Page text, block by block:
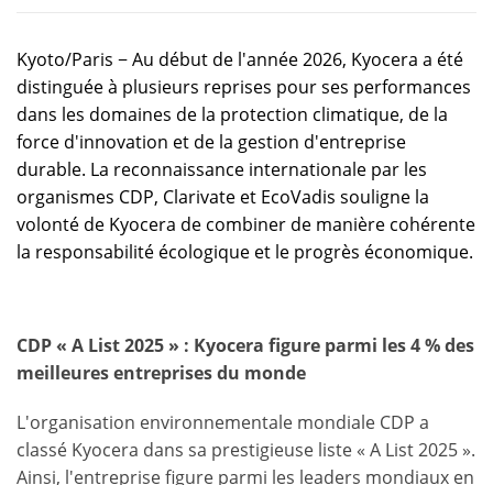
Kyoto/Paris − Au début de l'année 2026, Kyocera a été
distinguée à plusieurs reprises pour ses performances
dans les domaines de la protection climatique, de la
force d'innovation et de la gestion d'entreprise
durable. La reconnaissance internationale par les
organismes CDP, Clarivate et EcoVadis souligne la
volonté de Kyocera de combiner de manière cohérente
la responsabilité écologique et le progrès économique.
CDP « A List 2025 » : Kyocera figure parmi les 4 % des
meilleures entreprises du monde
L'organisation environnementale mondiale CDP a
classé Kyocera dans sa prestigieuse liste « A List 2025 ».
Ainsi, l'entreprise figure parmi les leaders mondiaux en